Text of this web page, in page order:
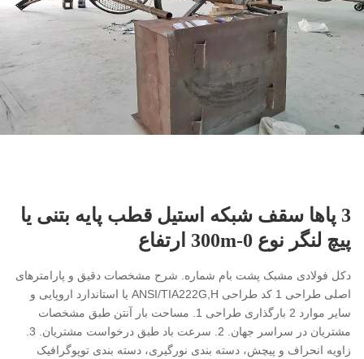
3 پاها سقف شبکه استیل قطب پایه بتنی یا
پیچ لنگر نوع 0-300m ارتفاع
دکل فولادی مشبک پشت بام شماره. شرح مشخصات دقیق و پارامترهای
اصلی طراحی 1 کد طراحی ANSI/TIA222G,H یا استاندارد اروپایی و
سایر موارد 2 بارگذاری طراحی 1. مساحت بار آنتن طبق مشخصات
زاویه انحراف و پیچش، دسته بندی نورگیری، دسته بندی توپوگرافیک